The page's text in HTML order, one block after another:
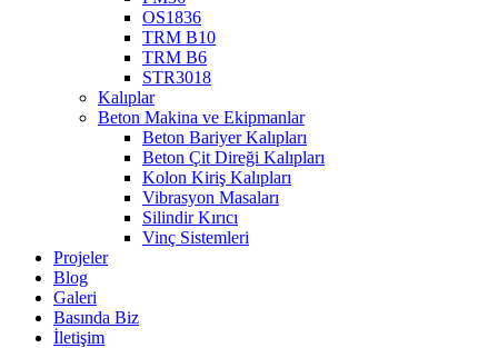
OS1836
TRM B10
TRM B6
STR3018
Kalıplar
Beton Makina ve Ekipmanlar
Beton Bariyer Kalıpları
Beton Çit Direği Kalıpları
Kolon Kiriş Kalıpları
Vibrasyon Masaları
Silindir Kırıcı
Vinç Sistemleri
Projeler
Blog
Galeri
Basında Biz
İletişim